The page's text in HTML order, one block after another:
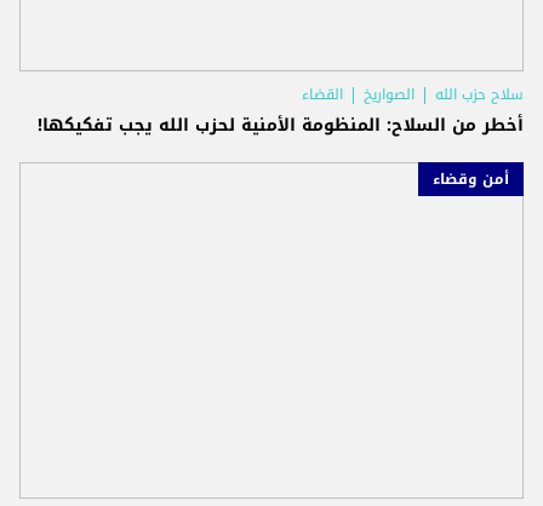
سلاح حزب الله الصواريخ القضاء
أخطر من السلاح: المنظومة الأمنية لحزب الله يجب تفكيكها!
أمن وقضاء